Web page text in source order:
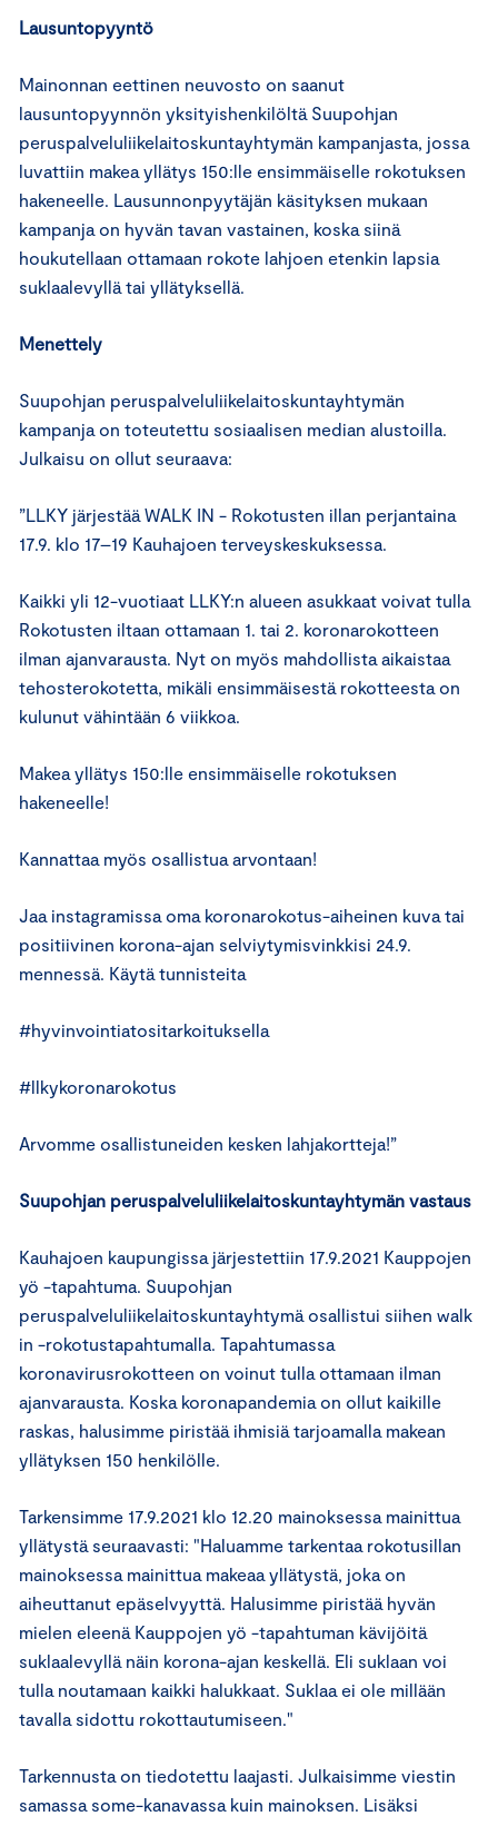
Lausuntopyyntö
Mainonnan eettinen neuvosto on saanut
lausuntopyynnön yksityishenkilöltä Suupohjan
peruspalveluliikelaitoskuntayhtymän kampanjasta, jossa
luvattiin makea yllätys 150:lle ensimmäiselle rokotuksen
hakeneelle. Lausunnonpyytäjän käsityksen mukaan
kampanja on hyvän tavan vastainen, koska siinä
houkutellaan ottamaan rokote lahjoen etenkin lapsia
suklaalevyllä tai yllätyksellä.
Menettely
Suupohjan peruspalveluliikelaitoskuntayhtymän
kampanja on toteutettu sosiaalisen median alustoilla.
Julkaisu on ollut seuraava:
”LLKY järjestää WALK IN - Rokotusten illan perjantaina
17.9. klo 17–19 Kauhajoen terveyskeskuksessa.
Kaikki yli 12-vuotiaat LLKY:n alueen asukkaat voivat tulla
Rokotusten iltaan ottamaan 1. tai 2. koronarokotteen
ilman ajanvarausta. Nyt on myös mahdollista aikaistaa
tehosterokotetta, mikäli ensimmäisestä rokotteesta on
kulunut vähintään 6 viikkoa.
Makea yllätys 150:lle ensimmäiselle rokotuksen
hakeneelle!
Kannattaa myös osallistua arvontaan!
Jaa instagramissa oma koronarokotus-aiheinen kuva tai
positiivinen korona-ajan selviytymisvinkkisi 24.9.
mennessä. Käytä tunnisteita
#hyvinvointiatositarkoituksella
#llkykoronarokotus
Arvomme osallistuneiden kesken lahjakortteja!”
Suupohjan peruspalveluliikelaitoskuntayhtymän vastaus
Kauhajoen kaupungissa järjestettiin 17.9.2021 Kauppojen
yö -tapahtuma. Suupohjan
peruspalveluliikelaitoskuntayhtymä osallistui siihen walk
in -rokotustapahtumalla. Tapahtumassa
koronavirusrokotteen on voinut tulla ottamaan ilman
ajanvarausta. Koska koronapandemia on ollut kaikille
raskas, halusimme piristää ihmisiä tarjoamalla makean
yllätyksen 150 henkilölle.
Tarkensimme 17.9.2021 klo 12.20 mainoksessa mainittua
yllätystä seuraavasti: "Haluamme tarkentaa rokotusillan
mainoksessa mainittua makeaa yllätystä, joka on
aiheuttanut epäselvyyttä. Halusimme piristää hyvän
mielen eleenä Kauppojen yö -tapahtuman kävijöitä
suklaalevyllä näin korona-ajan keskellä. Eli suklaan voi
tulla noutamaan kaikki halukkaat. Suklaa ei ole millään
tavalla sidottu rokottautumiseen."
Tarkennusta on tiedotettu laajasti. Julkaisimme viestin
samassa some-kanavassa kuin mainoksen. Lisäksi